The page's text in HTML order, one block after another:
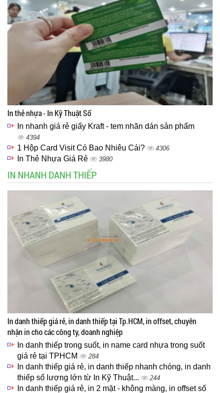
In thẻ nhựa - In Kỹ Thuật Số
In nhanh giá rẻ giấy Kraft - tem nhãn dán sản phẩm
4394
1 Hộp Card Visit Có Bao Nhiêu Cái? 4306
In Thẻ Nhựa Giá Rẻ 3980
IN NHANH DANH THIẾP
In danh thiếp giá rẻ, in danh thiếp tại Tp.HCM, in offset, chuyên
nhận in cho các công ty, doanh nghiệp
In danh thiếp trong suốt, in name card nhựa trong suốt
giá rẻ tại TPHCM
284
In danh thiếp giá rẻ, in danh thiếp nhanh chóng, in danh
thiếp số lượng lớn từ In Kỹ Thuật...
244
In danh thiếp giá rẻ, in 2 mặt - không màng, in offset số